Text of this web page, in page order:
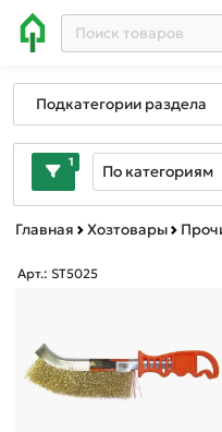
Подкатегории раздела
1 По категориям
Главная Хозтовары Прочие
Арт.: ST5025